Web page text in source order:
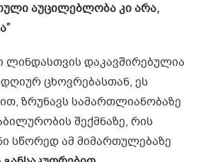
აუცილებლობა კი არა,
დაკავშირებულია
ცხოვრებასთან, ეს
ზრუნავს სამართლიანობაზე
შექმნაზე, რის
სწორედ ამ მიმართულებაზე